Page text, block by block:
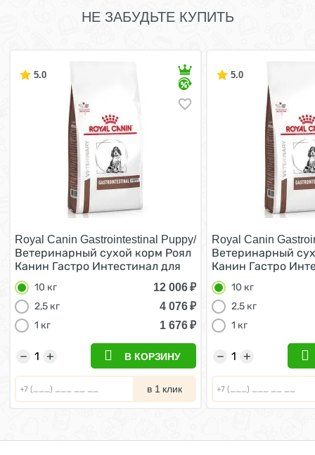
НЕ ЗАБУДЬТЕ КУПИТЬ
5.0
Royal Canin Gastrointestinal Puppy/
Ветеринарный сухой корм Роял
Канин Гастро Интестинал для
Щенков при нарушении
Пищеварения 10 кг
10 кг 12 006₽
2,5 кг
4 076₽
1 кг
1 676₽
+
− В КОРЗИНУ
в 1 клик
5.0
Royal Canin
Ветеринарный
Канин Гастро
Щенков при
Пищеварения 10
10 кг
2,5 кг
1 кг
+
−